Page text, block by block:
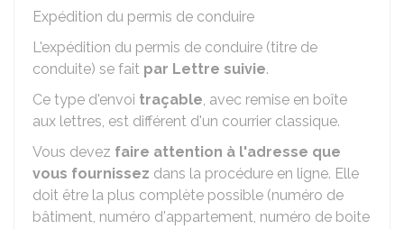
Expédition du permis de conduire
L'expédition du permis de conduire (titre de
conduite) se fait par Lettre suivie.
Ce type d'envoi traçable, avec remise en boîte
aux lettres, est différent d'un courrier classique.
Vous devez faire attention à l'adresse que
vous fournissez dans la procédure en ligne. Elle
doit être la plus complète possible (numéro de
bâtiment, numéro d'appartement, numéro de boite